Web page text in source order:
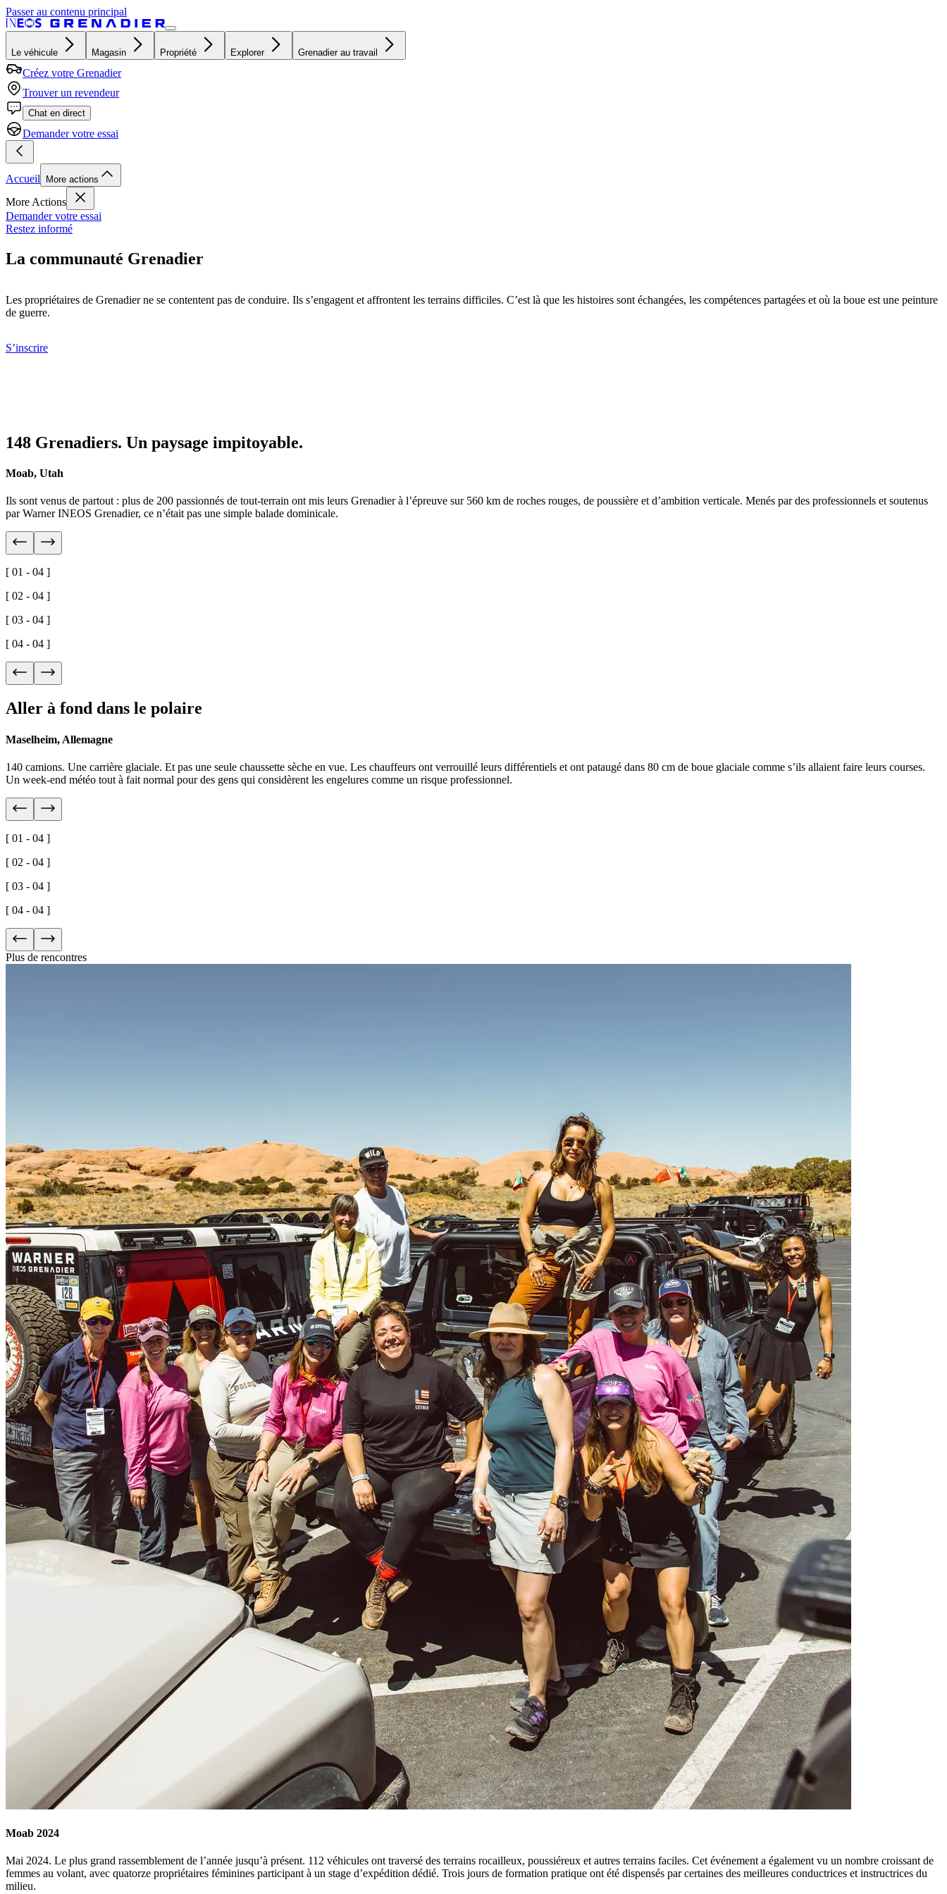
Passer au contenu principal
Le véhicule Magasin Propriété Explorer Grenadier au travail
Créez votre Grenadier
Trouver un revendeur
Chat en direct
Demander votre essai
Accueil More actions
More Actions
Demander votre essai
Restez informé
La communauté Grenadier
Les propriétaires de Grenadier ne se contentent pas de conduire. Ils s’engagent et affrontent les terrains difficiles. C’est là que les histoires sont échangées, les compétences partagées et où la boue est une peinture
de guerre.
S’inscrire
148 Grenadiers. Un paysage impitoyable.
Moab, Utah
Ils sont venus de partout : plus de 200 passionnés de tout-terrain ont mis leurs Grenadier à l’épreuve sur 560 km de roches rouges, de poussière et d’ambition verticale. Menés par des professionnels et soutenus
par Warner INEOS Grenadier, ce n’était pas une simple balade dominicale.
[ 01 - 04 ]
[ 02 - 04 ]
[ 03 - 04 ]
[ 04 - 04 ]
Aller à fond dans le polaire
Maselheim, Allemagne
140 camions. Une carrière glaciale. Et pas une seule chaussette sèche en vue. Les chauffeurs ont verrouillé leurs différentiels et ont pataugé dans 80 cm de boue glaciale comme s’ils allaient faire leurs courses.
Un week-end météo tout à fait normal pour des gens qui considèrent les engelures comme un risque professionnel.
[ 01 - 04 ]
[ 02 - 04 ]
[ 03 - 04 ]
[ 04 - 04 ]
Plus de rencontres
Moab 2024
Mai 2024. Le plus grand rassemblement de l’année jusqu’à présent. 112 véhicules ont traversé des terrains rocailleux, poussiéreux et autres terrains faciles. Cet événement a également vu un nombre croissant de
femmes au volant, avec quatorze propriétaires féminines participant à un stage d’expédition dédié. Trois jours de formation pratique ont été dispensés par certaines des meilleures conductrices et instructrices du
milieu.